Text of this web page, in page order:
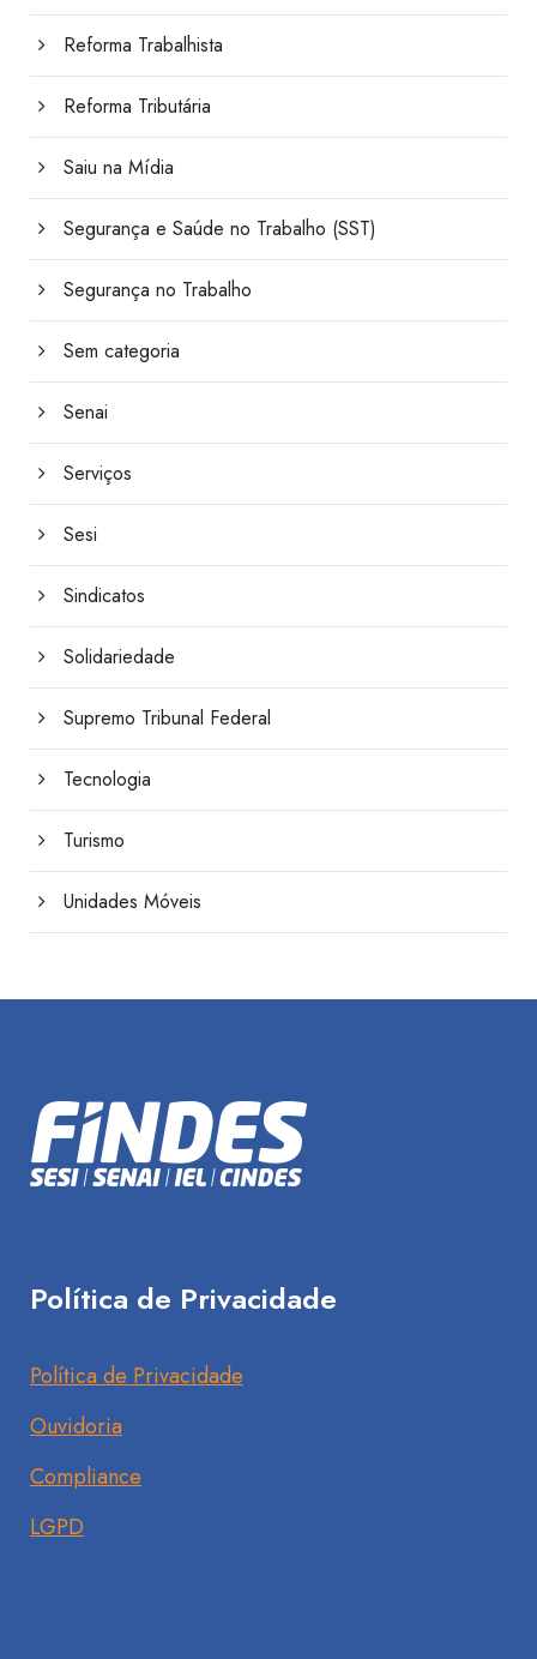
Reforma Trabalhista
Reforma Tributária
Saiu na Mídia
Segurança e Saúde no Trabalho (SST)
Segurança no Trabalho
Sem categoria
Senai
Serviços
Sesi
Sindicatos
Solidariedade
Supremo Tribunal Federal
Tecnologia
Turismo
Unidades Móveis
Política de Privacidade
Política de Privacidade
Ouvidoria
Compliance
LGPD